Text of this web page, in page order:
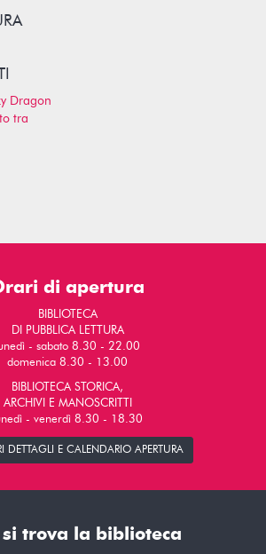
Dragon
tra
di apertura
BIBLIOTECA
DI PUBBLICA LETTURA
- sabato 8.30 - 22.00
domenica 8.30 - 13.00
BIBLIOTECA STORICA,
ARCHIVI E MANOSCRITTI
- venerdì 8.30 - 18.30
DETTAGLI E CALENDARIO APERTURA
si trova la biblioteca